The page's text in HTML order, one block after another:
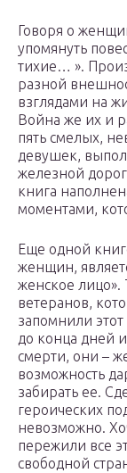
Говоря о
упомянуть
тихие… ».
разной
взглядами на
Война же их и
пять смелых,
девушек,
железной
книга
моментами,
Еще одной
женщин,
женское
ветеранов,
запомнили
до конца дней
смерти, они –
возможность
забирать ее.
героических
невозможно.
пережили все
свободной